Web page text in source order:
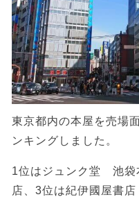
東京都内の本屋を売場
ンキングしました。
1位はジュンク堂 池袋
店、3位は紀伊國屋書